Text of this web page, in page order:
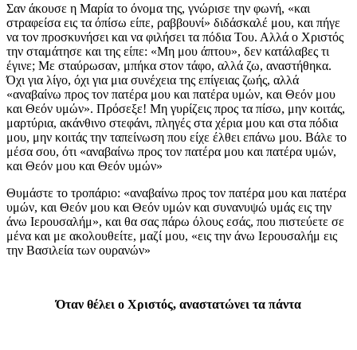
Σαν άκουσε η Μαρία το όνομα της, γνώρισε την φωνή, «και
στραφείσα εις τα όπίσω είπε, ραββουνί» διδάσκαλέ μου, και πήγε
να τον προσκυνήσει και να φιλήσει τα πόδια Του. Αλλά ο Χριστός
την σταμάτησε και της είπε: «Μη μου άπτου», δεν κατάλαβες τι
έγινε; Με σταύρωσαν, μπήκα στον τάφο, αλλά ζω, αναστήθηκα.
Όχι για λίγο, όχι για μια συνέχεια της επίγειας ζωής, αλλά
«αναβαίνω προς τον πατέρα μου και πατέρα υμών, και Θεόν μου
και Θεόν υμών». Πρόσεξε! Μη γυρίζεις προς τα πίσω, μην κοιτάς,
μαρτύρια, ακάνθινο στεφάνι, πληγές στα χέρια μου και στα πόδια
μου, μην κοιτάς την ταπείνωση που είχε έλθει επάνω μου. Βάλε το
μέσα σου, ότι «αναβαίνω προς τον πατέρα μου και πατέρα υμών,
και Θεόν μου και Θεόν υμών»
Θυμάστε το τροπάριο: «αναβαίνω προς τον πατέρα μου και πατέρα
υμών, και Θεόν μου και Θεόν υμών και συνανυψώ υμάς εις την
άνω Ιερουσαλήμ», και θα σας πάρω όλους εσάς, που πιστεύετε σε
μένα και με ακολουθείτε, μαζί μου, «εις την άνω Ιερουσαλήμ εις
την Βασιλεία των ουρανών»
Όταν θέλει ο Χριστός, αναστατώνει τα πάντα